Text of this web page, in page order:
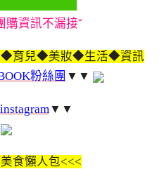
購資訊不漏接ˇ
育兒◆美妝◆生活◆資訊
粉絲團 ▼▼
▼▼
食懶人包<<<